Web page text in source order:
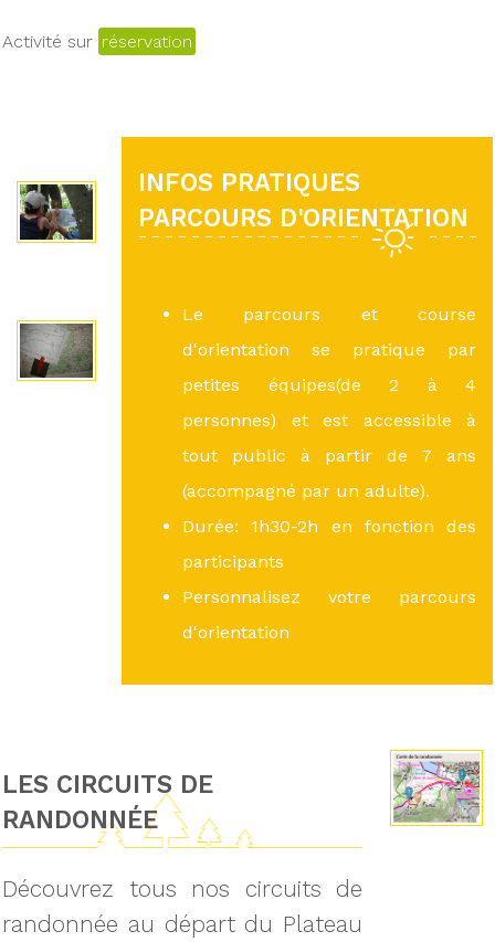
Activité sur réservation
INFOS PRATIQUES
PARCOURS D'ORIENTATION
Le parcours et course
d'orientation se pratique par
petites équipes(de 2 à 4
personnes) et est accessible à
tout public à partir de 7 ans
(accompagné par un adulte).
Durée: 1h30-2h en fonction des
participants
Personnalisez votre parcours
d'orientation
LES CIRCUITS DE
RANDONNÉE
Découvrez tous nos circuits de
randonnée au départ du Plateau